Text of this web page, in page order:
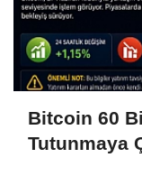
Bitcoin 60
Tutunmaya